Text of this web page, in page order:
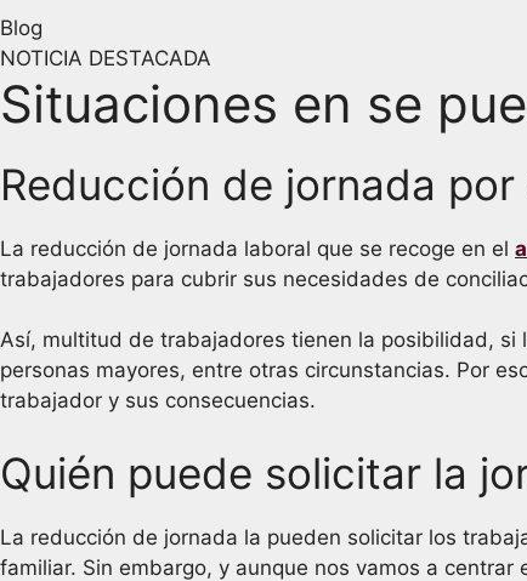
Blog
NOTICIA DESTACADA
Situaciones en se
Reducción de jornada
La reducción de jornada laboral que se recoge en el
trabajadores para cubrir sus necesidades de
Así, multitud de trabajadores tienen la posibilidad,
personas mayores, entre otras circunstancias. Por
trabajador y sus consecuencias.
Quién puede solicitar la
La reducción de jornada la pueden solicitar los
familiar. Sin embargo, y aunque nos vamos a